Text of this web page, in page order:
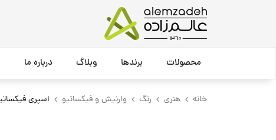
محصولات برندها وبلاگ درباره ما
خانه هنری رنگ وارنیش و فیکساتیو اسپری